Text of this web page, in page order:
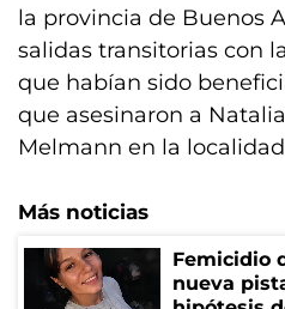
la provincia de Buenos
salidas transitorias con
que habían sido
que asesinaron a Natalia
Melmann en la
Más noticias
Femicidio
nueva